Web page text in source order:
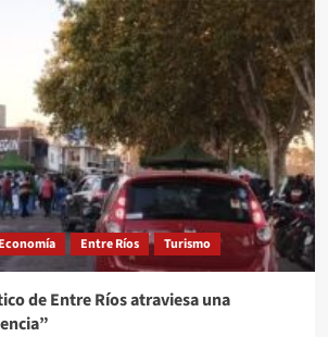
Economía Entre Ríos Turismo
de Entre Ríos atraviesa una